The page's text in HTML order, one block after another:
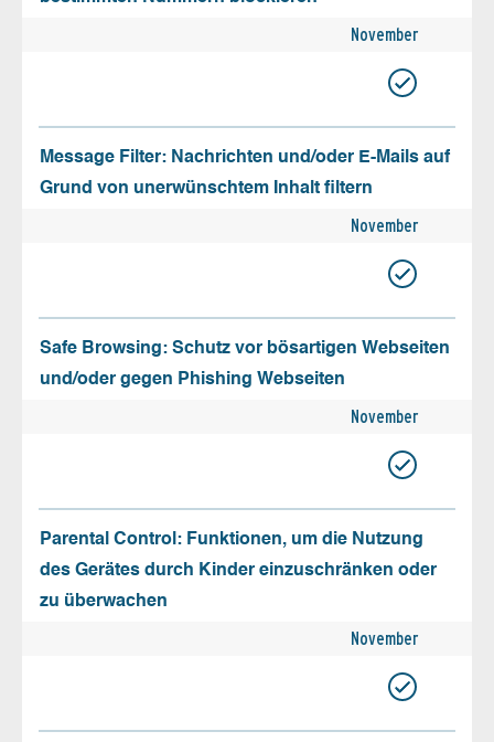
November
Message Filter: Nachrichten und/oder E-Mails auf
Grund von unerwünschtem Inhalt filtern
November
Safe Browsing: Schutz vor bösartigen Webseiten
und/oder gegen Phishing Webseiten
November
Parental Control: Funktionen, um die Nutzung
des Gerätes durch Kinder einzuschränken oder
zu überwachen
November